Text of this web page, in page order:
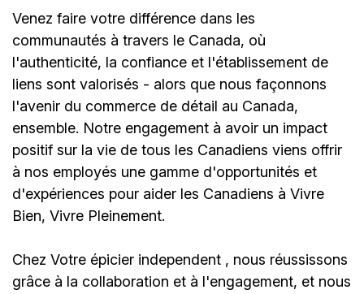
Venez faire votre différence dans les
communautés à travers le Canada, où
l'authenticité, la confiance et l'établissement de
liens sont valorisés - alors que nous façonnons
l'avenir du commerce de détail au Canada,
ensemble. Notre engagement à avoir un impact
positif sur la vie de tous les Canadiens viens offrir
à nos employés une gamme d'opportunités et
d'expériences pour aider les Canadiens à Vivre
Bien, Vivre Pleinement.
Chez Votre épicier independent , nous réussissons
grâce à la collaboration et à l'engagement, et nous